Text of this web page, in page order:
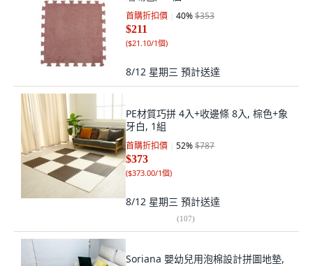
首購折扣價 40%$353
$211
($21.10/1個)
8/12 星期三 預計送達
PE材質巧拼 4入+收邊條 8入, 棕色+象
牙白, 1組
首購折扣價 52%$787
$373
($373.00/1個)
8/12 星期三 預計送達
(107)
Soriana 嬰幼兒用泡棉設計拼圖地墊,